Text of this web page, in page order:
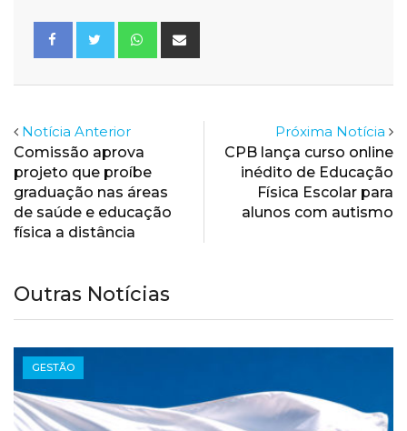
Whatsapp
Notícia Anterior
Comissão aprova
projeto que proíbe
graduação nas áreas
de saúde e educação
física a distância
Próxima Notícia
CPB lança curso online
inédito de Educação
Física Escolar para
alunos com autismo
Outras Notícias
GESTÃO